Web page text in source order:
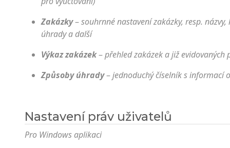
Zakázky–souhrnné nastavení zakázky, resp.
úhrady a další
Výkaz zakázek–přehled zakázek a již evidovaných
Způsoby úhrady–jednoduchý číselník s informací
Nastavení práv uživatelů
Pro Windows aplikaci